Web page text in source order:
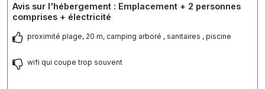
Avis sur l'hébergement : Emplacement + 2 personnes
comprises + électricité
proximité plage, 20 m, camping arboré , sanitaires , piscine
wifi qui coupe trop souvent